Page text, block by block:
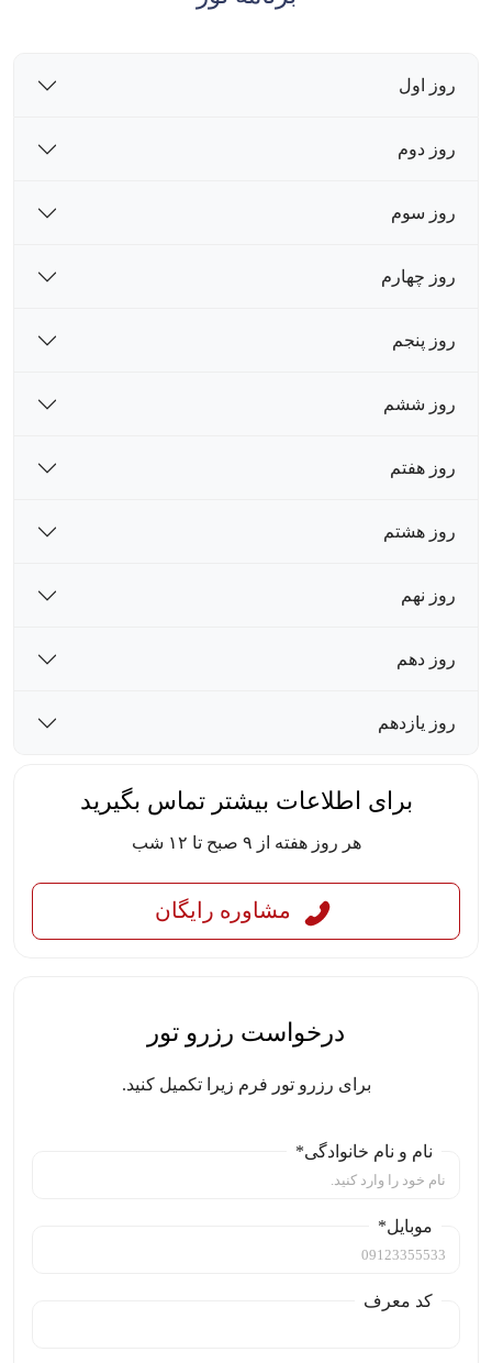
روز اول
روز دوم
روز سوم
روز چهارم
روز پنجم
روز ششم
روز هفتم
روز هشتم
روز نهم
روز دهم
روز یازدهم
برای اطلاعات بیشتر تماس بگیرید
هر روز هفته از ۹ صبح تا ۱۲ شب
مشاوره رایگان
درخواست رزرو تور
برای رزرو تور فرم زیرا تکمیل کنید.
نام و نام خانوادگی*
موبایل*
کد معرف